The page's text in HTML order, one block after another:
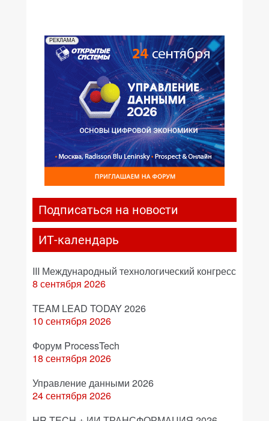
РЕКЛАМА
Подписаться на новости
ИТ-календарь
III Международный технологический конгресс
8 сентября 2026
TEAM LEAD TODAY 2026
10 сентября 2026
Форум ProcessTech
18 сентября 2026
Управление данными 2026
24 сентября 2026